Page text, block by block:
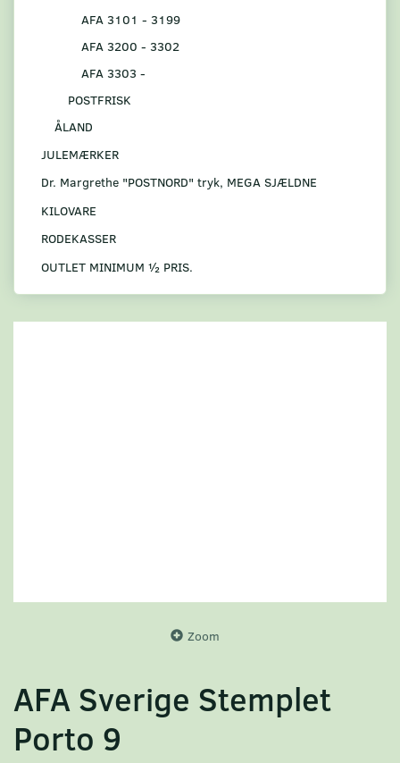
AFA 3101 - 3199
AFA 3200 - 3302
AFA 3303 -
POSTFRISK
ÅLAND
JULEMÆRKER
Dr. Margrethe "POSTNORD" tryk, MEGA SJÆLDNE
KILOVARE
RODEKASSER
OUTLET MINIMUM ½ PRIS.
Zoom
AFA Sverige Stemplet
Porto 9